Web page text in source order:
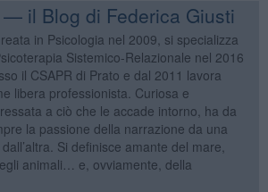
— il Blog di Federica Giusti
in Psicologia nel 2009, si specializza
Sistemico-Relazionale nel 2016
il CSAPR di Prato e dal 2011 lavora
libera professionista. Curiosa e
a ciò che le accade intorno, ha da
la passione della narrazione da una
Si definisce amante del mare,
animali… e, ovviamente, della